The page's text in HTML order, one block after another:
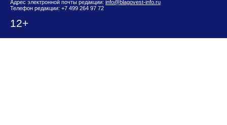
Адрес электронной почты редакции: info@blagovest-info.ru
Телефон редакции: +7 499 264 97 72
12+